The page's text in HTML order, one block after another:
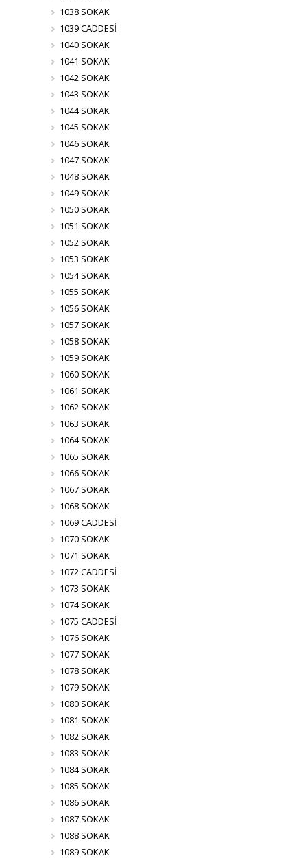
1038 SOKAK
1039 CADDESİ
1040 SOKAK
1041 SOKAK
1042 SOKAK
1043 SOKAK
1044 SOKAK
1045 SOKAK
1046 SOKAK
1047 SOKAK
1048 SOKAK
1049 SOKAK
1050 SOKAK
1051 SOKAK
1052 SOKAK
1053 SOKAK
1054 SOKAK
1055 SOKAK
1056 SOKAK
1057 SOKAK
1058 SOKAK
1059 SOKAK
1060 SOKAK
1061 SOKAK
1062 SOKAK
1063 SOKAK
1064 SOKAK
1065 SOKAK
1066 SOKAK
1067 SOKAK
1068 SOKAK
1069 CADDESİ
1070 SOKAK
1071 SOKAK
1072 CADDESİ
1073 SOKAK
1074 SOKAK
1075 CADDESİ
1076 SOKAK
1077 SOKAK
1078 SOKAK
1079 SOKAK
1080 SOKAK
1081 SOKAK
1082 SOKAK
1083 SOKAK
1084 SOKAK
1085 SOKAK
1086 SOKAK
1087 SOKAK
1088 SOKAK
1089 SOKAK